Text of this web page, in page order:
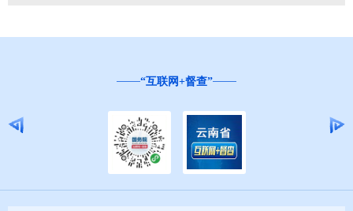
“互联网+督查”